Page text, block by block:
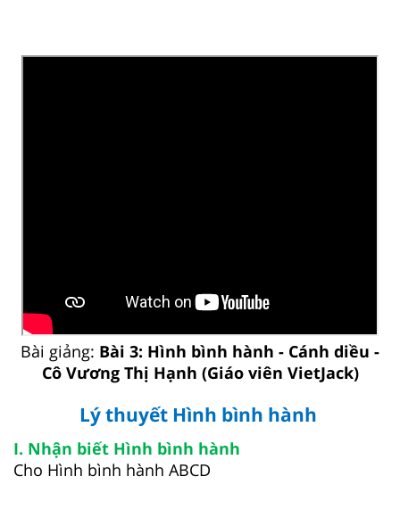
Bài giảng: Bài 3: Hình bình hành - Cánh diều -
Cô Vương Thị Hạnh (Giáo viên VietJack)
Lý thuyết Hình bình hành
I. Nhận biết Hình bình hành
Cho Hình bình hành ABCD